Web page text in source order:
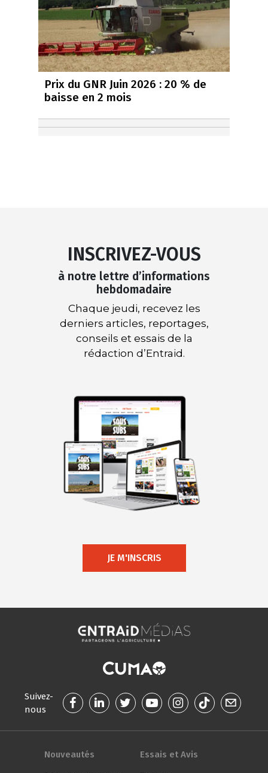
Prix du GNR Juin 2026 : 20 % de
baisse en 2 mois
INSCRIVEZ-VOUS
à notre lettre d’informations
hebdomadaire
Chaque jeudi, recevez les
derniers articles, reportages,
conseils et essais de la
rédaction d’Entraid.
JE M'INSCRIS
Suivez-
nous
Nouveautés Essais et Avis